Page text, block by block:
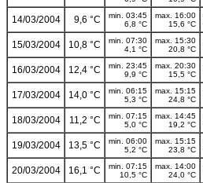
14/03/2004 9,6 °C
min. 03:45
6,8 °C
max. 16:00
15,6 °C
15/03/2004 10,8 °C
min. 07:30
4,1 °C
max. 15:30
20,8 °C
16/03/2004 12,4 °C
min. 23:45
9,9 °C
max. 20:30
15,5 °C
17/03/2004 14,0 °C
min. 06:15
5,3 °C
max. 15:15
24,8 °C
18/03/2004 11,2 °C
min. 07:15
5,0 °C
max. 14:45
19,2 °C
19/03/2004 13,5 °C
min. 06:00
5,2 °C
max. 15:15
23,8 °C
20/03/2004 16,1 °C
min. 07:15
10,5 °C
max. 14:00
24,0 °C